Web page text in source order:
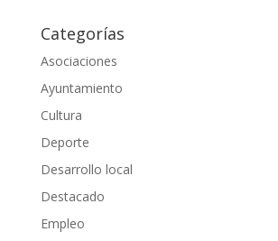
Categorías
Asociaciones
Ayuntamiento
Cultura
Deporte
Desarrollo local
Destacado
Empleo